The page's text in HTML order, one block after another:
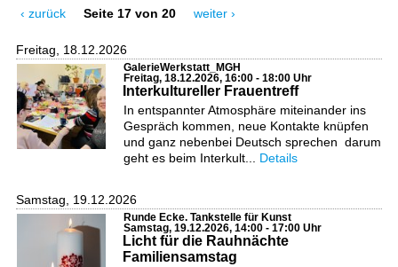
‹ zurück Seite 17 von 20 weiter ›
Freitag, 18.12.2026
GalerieWerkstatt_MGH
Freitag, 18.12.2026, 16:00 - 18:00 Uhr
Interkultureller Frauentreff
In entspannter Atmosphäre miteinander ins
Gespräch kommen, neue Kontakte knüpfen
und ganz nebenbei Deutsch sprechen  darum
geht es beim Interkult... Details
Samstag, 19.12.2026
Runde Ecke. Tankstelle für Kunst
Samstag, 19.12.2026, 14:00 - 17:00 Uhr
Licht für die Rauhnächte
Familiensamstag